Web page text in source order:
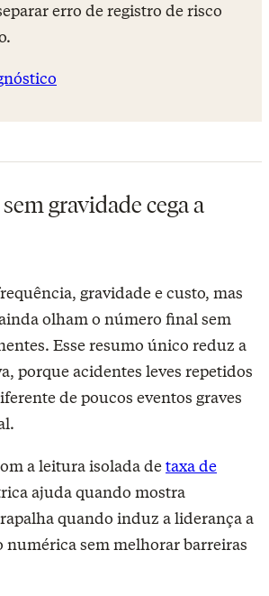
erro de registro de risco
gravidade cega a
gravidade e custo, mas
olham o número final sem
Esse resumo único reduz a
porque acidentes leves repetidos
de poucos eventos graves
a leitura isolada detaxa de
ajuda quando mostra
quando induz a liderança a
numérica sem melhorar barreiras